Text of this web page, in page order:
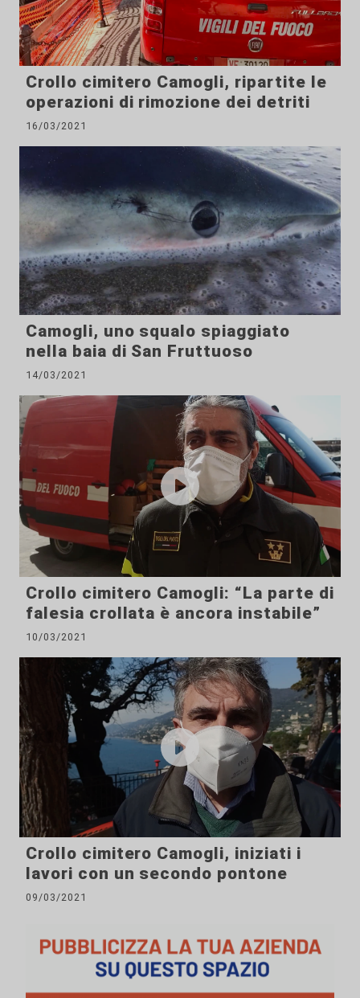
Crollo cimitero Camogli, ripartite le
operazioni di rimozione dei detriti
16/03/2021
Camogli, uno squalo spiaggiato
nella baia di San Fruttuoso
14/03/2021
Crollo cimitero Camogli: “La parte di
falesia crollata è ancora instabile”
10/03/2021
Crollo cimitero Camogli, iniziati i
lavori con un secondo pontone
09/03/2021